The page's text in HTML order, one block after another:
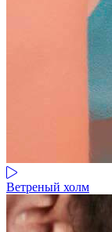
Ветреный холм